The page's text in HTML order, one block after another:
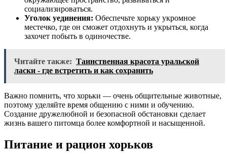
социализироваться.
Уголок уединения: Обеспечьте хорьку укромное
местечко, где он сможет отдохнуть и укрыться, когда
захочет побыть в одиночестве.
Читайте также: Таинственная красота уральской
ласки - где встретить и как сохранить
Важно помнить, что хорьки — очень общительные животные,
поэтому уделяйте время общению с ними и обучению.
Создание дружелюбной и безопасной обстановки сделает
жизнь вашего питомца более комфортной и насыщенной.
Питание и рацион хорьков